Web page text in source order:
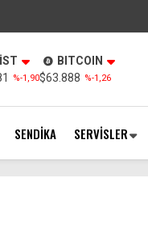
%-1,90
BITCOIN
$63.888 %-1,26
SENDİKA SERVİSLER